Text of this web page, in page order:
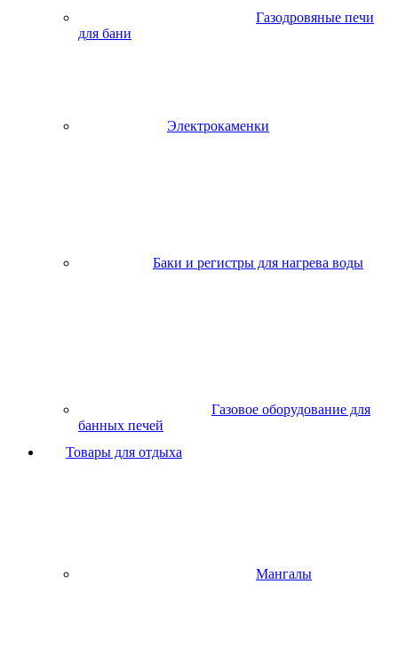
Газодровяные печи
для бани
Электрокаменки
Баки и регистры для нагрева воды
Газовое оборудование для
банных печей
Товары для отдыха
Мангалы